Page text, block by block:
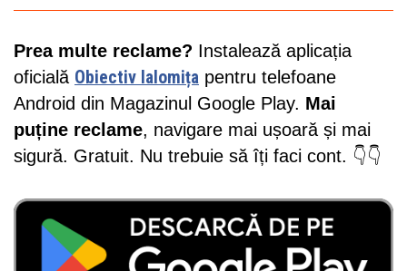
Prea multe reclame? Instalează aplicația
oficială Obiectiv Ialomița pentru telefoane
Android din Magazinul Google Play. Mai
puține reclame, navigare mai ușoară și mai
sigură. Gratuit. Nu trebuie să îți faci cont. 👇👇